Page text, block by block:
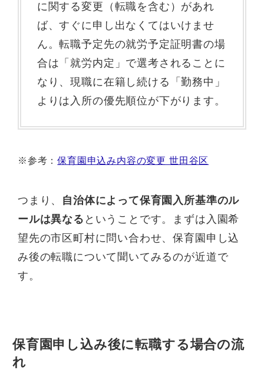
に関する変更（転職を含む）があれ
ば、すぐに申し出なくてはいけませ
ん。転職予定先の就労予定証明書の場
合は「就労内定」で選考されることに
なり、現職に在籍し続ける「勤務中」
よりは入所の優先順位が下がります。
※参考：保育園申込み内容の変更 世田谷区
つまり、 自治体によって保育園入所基準のル
ールは異なる ということです。まずは入園希
望先の市区町村に問い合わせ、保育園申し込
み後の転職について聞いてみるのが近道で
す。
保育園申し込み後に転職する場合の流
れ